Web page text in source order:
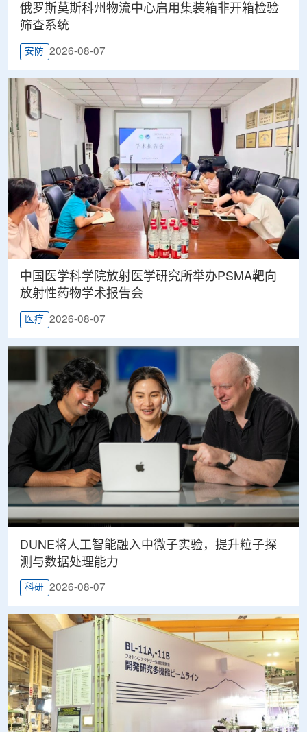
俄罗斯莫斯科州物流中心启用集装箱非开箱检验
筛查系统
安防 2026-08-07
中国医学科学院放射医学研究所举办PSMA靶向
放射性药物学术报告会
医疗 2026-08-07
DUNE将人工智能融入中微子实验，提升粒子探
测与数据处理能力
科研 2026-08-07